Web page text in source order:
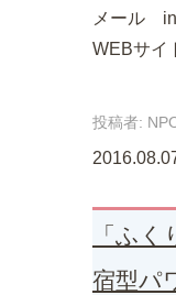
メール
WEBサイ
投稿者:
「ふ
宿型パ